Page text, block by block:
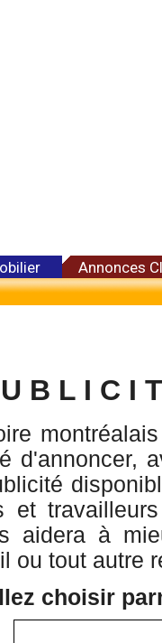
Annonces
B L I C I
d'annoncer,
et
aidera à
ou tout autre
choisir